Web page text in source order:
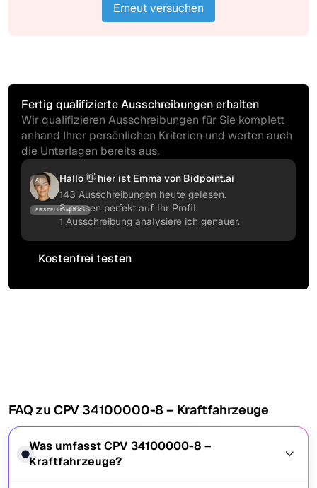
Erneut versuchen
Fertig qualifizierte Ausschreibungen erhalten
Wir qualifizieren Ausschreibungen für Sie komplett
anhand Ihrer persönlichen Kriterien und werten auch
die Unterlagen bereits aus.
AI
ERSTELLT MIT AI
Hallo 👋 hier ist Emma von Bidpoint.ai
143 Ausschreibungen heute gelesen.
3 passen perfekt auf Ihr Profil.
1 Ausschreibung analysiere ich genauer.
Kostenfrei testen
FAQ zu CPV 34100000-8 – Kraftfahrzeuge
Was umfasst CPV 34100000-8 –
Kraftfahrzeuge?